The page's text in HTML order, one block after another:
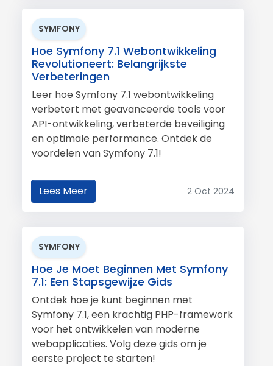
SYMFONY
Hoe Symfony 7.1 Webontwikkeling
Revolutioneert: Belangrijkste
Verbeteringen
Leer hoe Symfony 7.1 webontwikkeling
verbetert met geavanceerde tools voor
API-ontwikkeling, verbeterde beveiliging
en optimale performance. Ontdek de
voordelen van Symfony 7.1!
Lees Meer 2 Oct 2024
SYMFONY
Hoe Je Moet Beginnen Met Symfony
7.1: Een Stapsgewijze Gids
Ontdek hoe je kunt beginnen met
Symfony 7.1, een krachtig PHP-framework
voor het ontwikkelen van moderne
webapplicaties. Volg deze gids om je
eerste project te starten!